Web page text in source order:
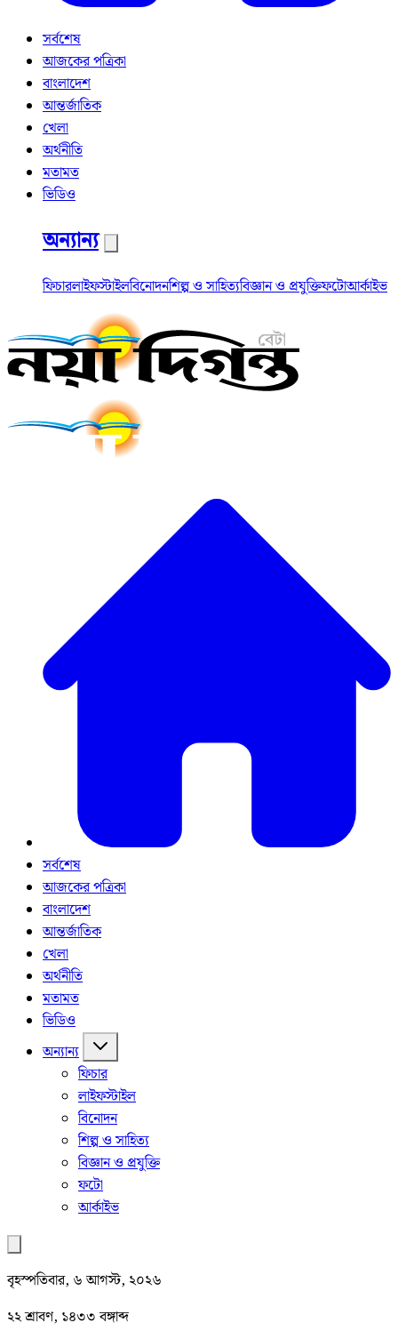
সর্বশেষ
আজকের পত্রিকা
বাংলাদেশ
আন্তর্জাতিক
খেলা
অর্থনীতি
মতামত
ভিডিও
অন্যান্য
ফিচারলাইফস্টাইলবিনোদনশিল্প ও সাহিত্যবিজ্ঞান ও প্রযুক্তিফটোআর্কাইভ
সর্বশেষ
আজকের পত্রিকা
বাংলাদেশ
আন্তর্জাতিক
খেলা
অর্থনীতি
মতামত
ভিডিও
অন্যান্য
ফিচার
লাইফস্টাইল
বিনোদন
শিল্প ও সাহিত্য
বিজ্ঞান ও প্রযুক্তি
ফটো
আর্কাইভ
বৃহস্পতিবার, ৬ আগস্ট, ২০২৬
২২ শ্রাবণ, ১৪৩৩ বঙ্গাব্দ